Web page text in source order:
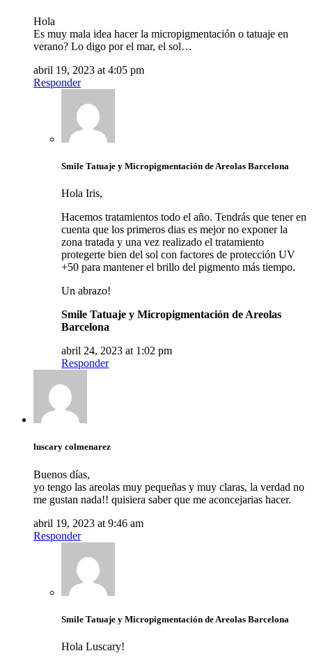
Hola
Es muy mala idea hacer la micropigmentación o tatuaje en
verano? Lo digo por el mar, el sol…
abril 19, 2023 at 4:05 pm
Responder
Smile Tatuaje y Micropigmentación de Areolas Barcelona
Hola Iris,
Hacemos tratamientos todo el año. Tendrás que tener en
cuenta que los primeros dias es mejor no exponer la
zona tratada y una vez realizado el tratamiento
protegerte bien del sol con factores de protección UV
+50 para mantener el brillo del pigmento más tiempo.
Un abrazo!
Smile Tatuaje y Micropigmentación de Areolas
Barcelona
abril 24, 2023 at 1:02 pm
Responder
luscary colmenarez
Buenos días,
yo tengo las areolas muy pequeñas y muy claras, la verdad no
me gustan nada!! quisiera saber que me aconcejarias hacer.
abril 19, 2023 at 9:46 am
Responder
Smile Tatuaje y Micropigmentación de Areolas Barcelona
Hola Luscary!